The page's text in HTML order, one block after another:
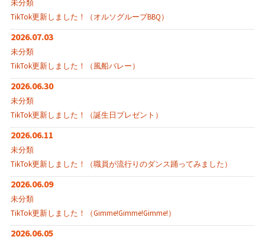
未分類
TikTok更新しました！（オルソグループBBQ）
2026.07.03
未分類
TikTok更新しました！（風船バレー）
2026.06.30
未分類
TikTok更新しました！（誕生日プレゼント）
2026.06.11
未分類
TikTok更新しました！（職員が流行りのダンス踊ってみました）
2026.06.09
未分類
TikTok更新しました！（Gimme!Gimme!Gimme!）
2026.06.05